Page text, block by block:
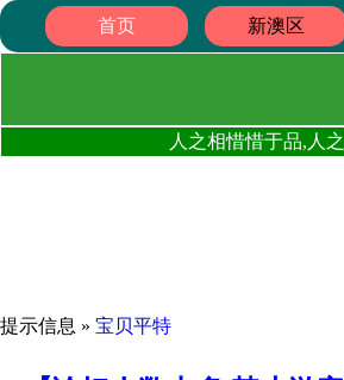
首页 新澳区
人之相惜惜于品,人
提示信息 » 宝贝平特